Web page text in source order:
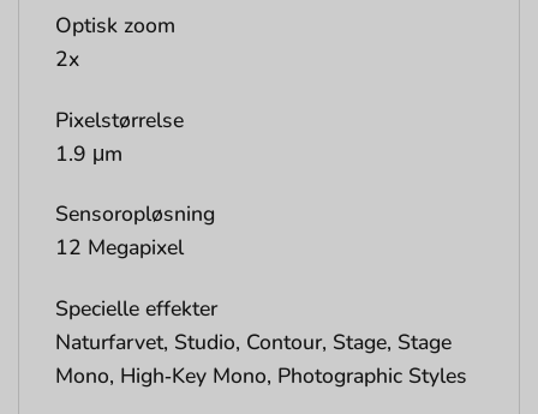
Optisk zoom
2x
Pixelstørrelse
1.9 μm
Sensoropløsning
12 Megapixel
Specielle effekter
Naturfarvet, Studio, Contour, Stage, Stage
Mono, High‑Key Mono, Photographic Styles